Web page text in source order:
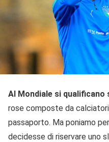
Al Mondiale si
rose composte da
passaporto. Ma poniamo
decidesse di riservare uno